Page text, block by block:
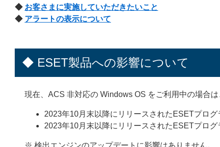
◆ お客さまに実施していただきたいこと
◆ アラートの表示について
◆ ESET製品への影響について
現在、ACS 非対応の Windows OS をご利用中の場合
2023年10月末以降にリリースされたESETプロ
2023年10月末以降にリリースされたESETプロ
※ 検出エンジンのアップデートに影響はありません。